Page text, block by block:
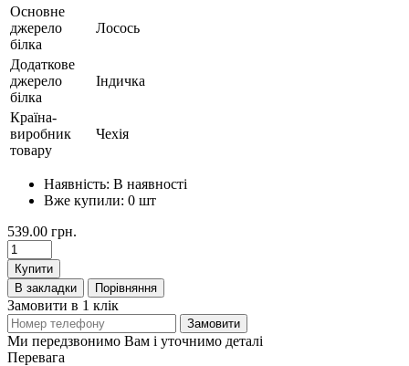
Основне
джерело
білка
Лосось
Додаткове
джерело
білка
Індичка
Країна-
виробник
товару
Чехія
Наявність: В наявності
Вже купили: 0 шт
539.00 грн.
Купити
В закладки
Порівняння
Замовити в 1 клік
Замовити
Ми передзвонимо Вам і уточнимо деталі
Перевага